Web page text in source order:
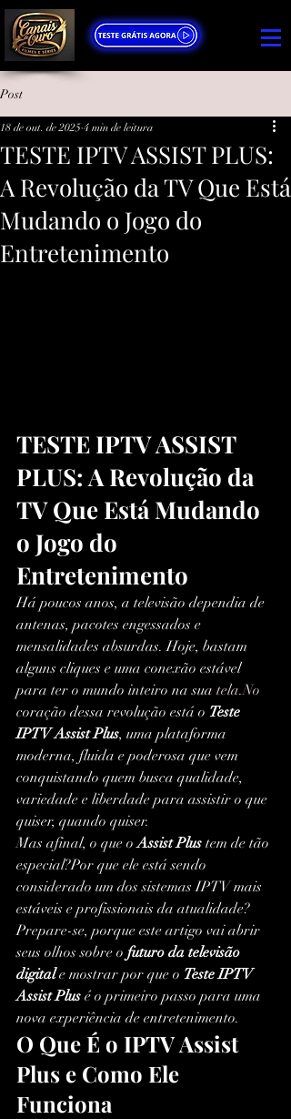
Post
TESTE IPTV ASSIST PLUS:
A Revolução da TV Que Está
Mudando o Jogo do
Entretenimento
18 de out. de 2025 4 min de leitura
TESTE IPTV ASSIST
PLUS: A Revolução da
TV Que Está Mudando
o Jogo do
Entretenimento
Há poucos anos, a televisão dependia de
antenas, pacotes engessados e
mensalidades absurdas. Hoje, bastam
alguns cliques e uma conexão estável
para ter o mundo inteiro na sua tela.No
coração dessa revolução está o Teste
IPTV Assist Plus, uma plataforma
moderna, fluida e poderosa que vem
conquistando quem busca qualidade,
variedade e liberdade para assistir o que
quiser, quando quiser.
Mas afinal, o que o Assist Plus tem de tão
especial?Por que ele está sendo
considerado um dos sistemas IPTV mais
estáveis e profissionais da atualidade?
Prepare-se, porque este artigo vai abrir
seus olhos sobre o futuro da televisão
digital e mostrar por que o Teste IPTV
Assist Plus é o primeiro passo para uma
nova experiência de entretenimento.
O Que É o IPTV Assist
Plus e Como Ele
Funciona